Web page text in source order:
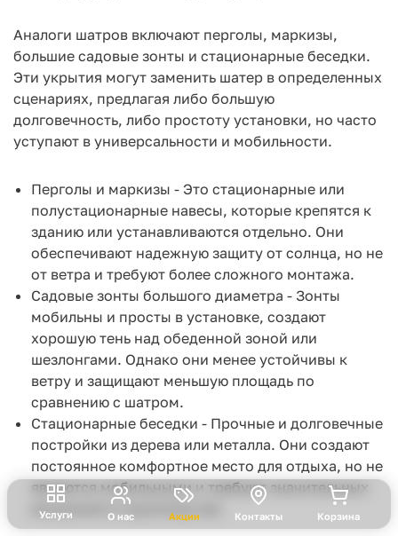
Услуги О нас Акции Контакты Корзина
Аналоги шатров включают перголы, маркизы,
большие садовые зонты и стационарные беседки.
Эти укрытия могут заменить шатер в определенных
сценариях, предлагая либо большую
долговечность, либо простоту установки, но часто
уступают в универсальности и мобильности.
Перголы и маркизы - Это стационарные или
полустационарные навесы, которые крепятся к
зданию или устанавливаются отдельно. Они
обеспечивают надежную защиту от солнца, но не
от ветра и требуют более сложного монтажа.
Садовые зонты большого диаметра - Зонты
мобильны и просты в установке, создают
хорошую тень над обеденной зоной или
шезлонгами. Однако они менее устойчивы к
ветру и защищают меньшую площадь по
сравнению с шатром.
Стационарные беседки - Прочные и долговечные
постройки из дерева или металла. Они создают
постоянное комфортное место для отдыха, но не
являются мобильными и требуют значительных
вложений в строительство.